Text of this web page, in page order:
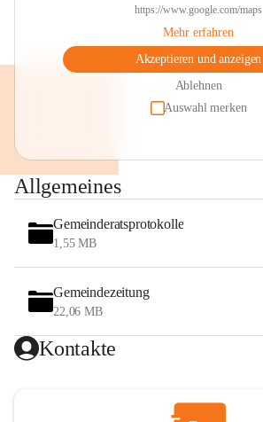
https://www.google.com/maps
Mehr erfahren
Akzeptieren und anzeigen
Ablehnen
Auswahl merken
Allgemeines
Gemeinderatsprotokolle
1,55 MB
Gemeindezeitung
22,06 MB
Kontakte